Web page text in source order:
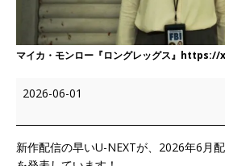
マイカ・モンロー『ロングレッグス』
2026-06-01
新作配信の早いU-NEXTが、2026年6月